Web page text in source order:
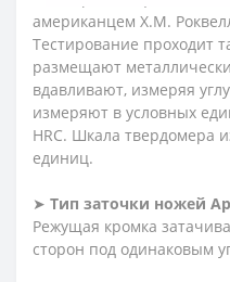
американцем Х.М.
Тестирование проходит
размещают
вдавливают, измеряя
измеряют в условных
HRC. Шкала твердомера
единиц.
➤ Тип заточки ножей
Режущая кромка
сторон под одинаковым